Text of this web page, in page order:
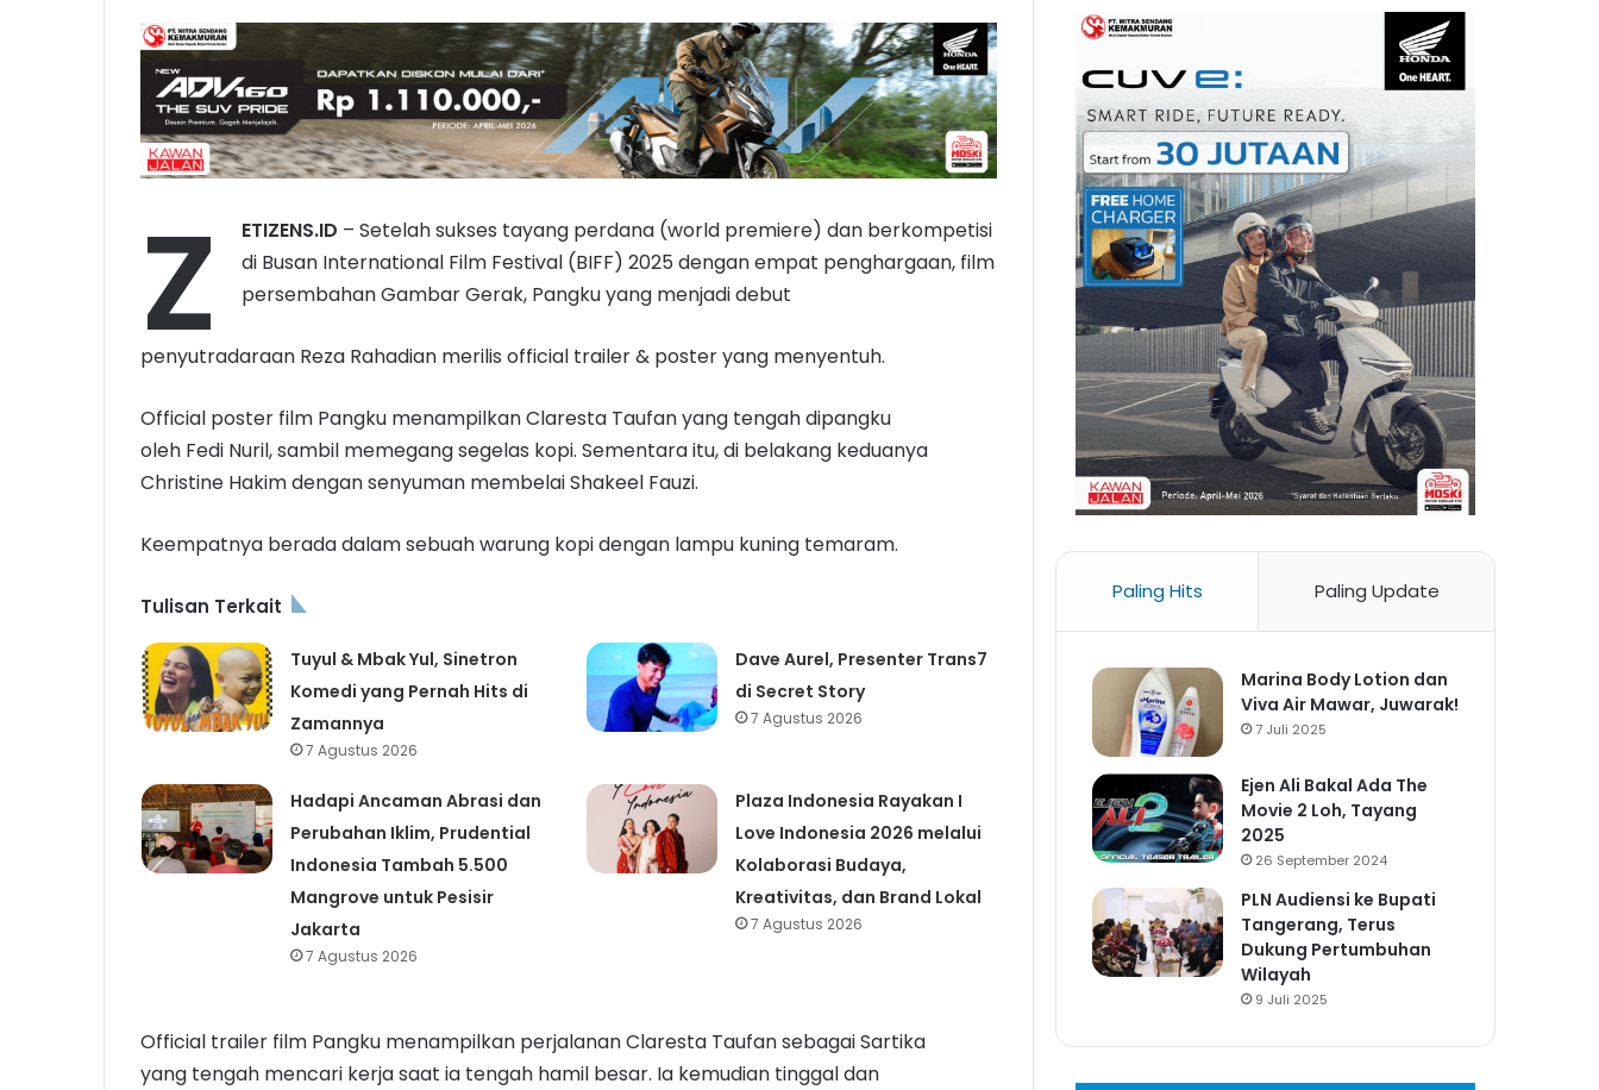
Z ETIZENS.ID – Setelah sukses tayang perdana (world premiere) dan berkompetisi
di Busan International Film Festival (BIFF) 2025 dengan empat penghargaan, film
persembahan Gambar Gerak, Pangku yang menjadi debut
penyutradaraan Reza Rahadian merilis official trailer & poster yang menyentuh.
Official poster film Pangku menampilkan Claresta Taufan yang tengah dipangku
oleh Fedi Nuril, sambil memegang segelas kopi. Sementara itu, di belakang keduanya
Christine Hakim dengan senyuman membelai Shakeel Fauzi.
Keempatnya berada dalam sebuah warung kopi dengan lampu kuning temaram.
Tulisan Terkait
Tuyul & Mbak Yul, Sinetron
Komedi yang Pernah Hits di
Zamannya
7 Agustus 2026
Dave Aurel, Presenter Trans7
di Secret Story
7 Agustus 2026
Hadapi Ancaman Abrasi dan
Perubahan Iklim, Prudential
Indonesia Tambah 5.500
Mangrove untuk Pesisir
Jakarta
7 Agustus 2026
Plaza Indonesia Rayakan I
Love Indonesia 2026 melalui
Kolaborasi Budaya,
Kreativitas, dan Brand Lokal
7 Agustus 2026
Official trailer film Pangku menampilkan perjalanan Claresta Taufan sebagai Sartika
yang tengah mencari kerja saat ia tengah hamil besar. Ia kemudian tinggal dan
Paling Hits Paling Update
Marina Body Lotion dan
Viva Air Mawar, Juwarak!
7 Juli 2025
Ejen Ali Bakal Ada The
Movie 2 Loh, Tayang
2025
26 September 2024
PLN Audiensi ke Bupati
Tangerang, Terus
Dukung Pertumbuhan
Wilayah
9 Juli 2025